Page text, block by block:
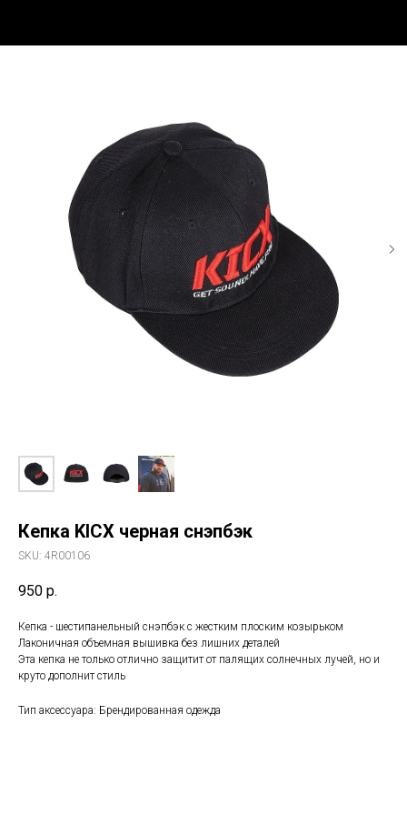
Кепка KICX черная снэпбэк
SKU: 4R00106
950 р.
Кепка - шестипанельный снэпбэк с жестким плоским козырьком
Лаконичная объемная вышивка без лишних деталей
Эта кепка не только отлично защитит от палящих солнечных лучей, но и
круто дополнит стиль
Тип аксессуара: Брендированная одежда